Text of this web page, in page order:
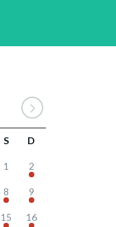
S D
1 2
8 9
15 16